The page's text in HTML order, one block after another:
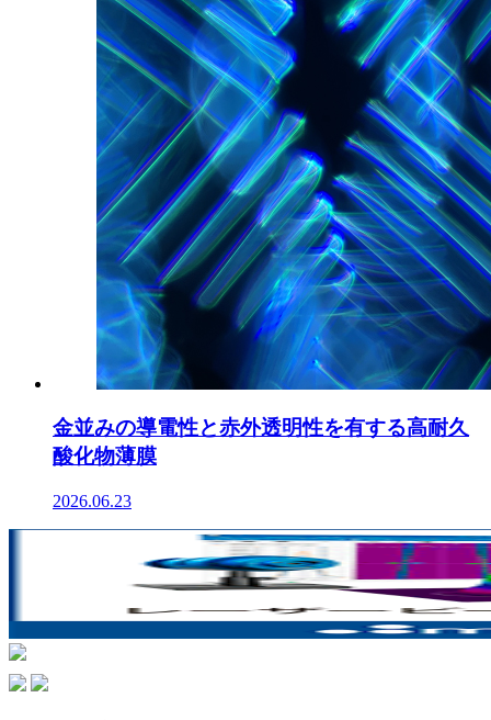
金並みの導電性と赤外透明性を有する高耐久
酸化物薄膜
2026.06.23